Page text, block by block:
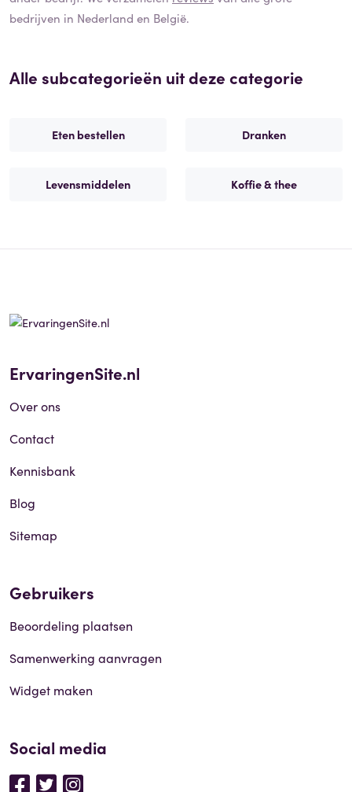
bedrijven in Nederland en België.
Alle subcategorieën uit deze categorie
Eten bestellen Dranken
Levensmiddelen Koffie & thee
ErvaringenSite.nl
Over ons
Contact
Kennisbank
Blog
Sitemap
Gebruikers
Beoordeling plaatsen
Samenwerking aanvragen
Widget maken
Social media